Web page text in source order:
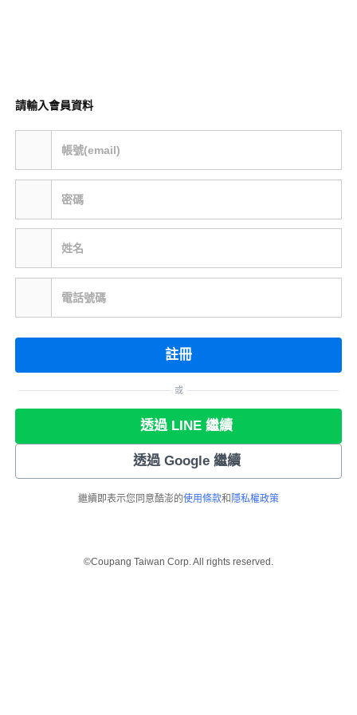
請輸入會員資料
帳號(email)
密碼
姓名
電話號碼
註冊
或
透過 LINE 繼續
透過 Google 繼續
繼續即表示您同意酷澎的使用條款和 隱私權政策
©Coupang Taiwan Corp. All rights reserved.